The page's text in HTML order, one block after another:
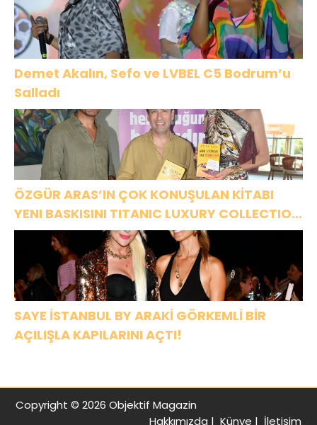
Demet Akalın, Sefo ve LVBEL C5 Bodrum’u
Salladı
ÖZGÜR ARAS’IN ÇOK KONUŞULAN KİTABI
YENI BASKISINI TITANIC LUXURY COLLECTION
BODRUM’DA KUTLADI
SAYE İSTANBUL BY ARAKİ GÖRKEMLİ BİR
AÇILIŞLA KAPILARINI AÇTI!
Copyright © 2026 Objektif Magazin
Hakkımızda | Künye | İletişim